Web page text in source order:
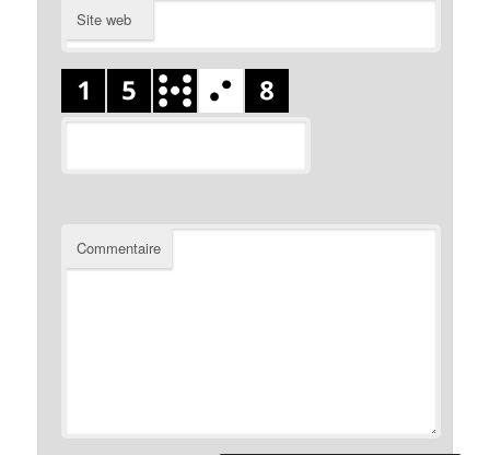
Site web
Commentaire